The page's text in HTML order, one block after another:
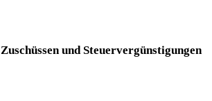
und Steuervergünstigungen